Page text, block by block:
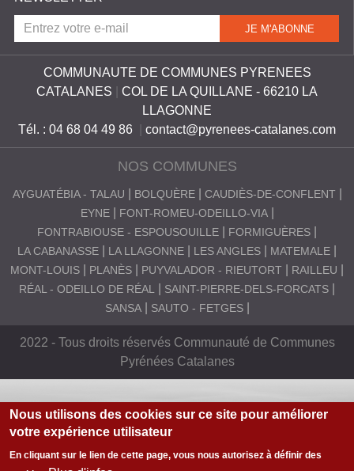
COMMUNAUTE DE COMMUNES PYRENEES
CATALANES
COL DE LA QUILLANE - 66210 LA
LLAGONNE
Tél. : 04 68 04 49 86
contact@pyrenees-catalanes.com
NOS COMMUNES
AYGUATÉBIA - TALAU BOLQUÈRE
CAUDIÈS-DE-CONFLENT
EYNE
FONT-ROMEU-ODEILLO-VIA
FONTRABIOUSE - ESPOUSOUILLE
FORMIGUÈRES
LA CABANASSE
LA LLAGONNE LES ANGLES
MATEMALE
MONT-LOUIS
PLANÈS PUYVALADOR - RIEUTORT
RAILLEU
RÉAL - ODEILLO DE RÉAL
SAINT-PIERRE-DELS-FORCATS
SANSA
SAUTO - FETGES
2022 - Tous droits réservés Communauté de Communes
Pyrénées Catalanes
Nous utilisons des cookies sur ce site pour améliorer
votre expérience utilisateur
En cliquant sur le lien de cette page, vous nous autorisez à définir des